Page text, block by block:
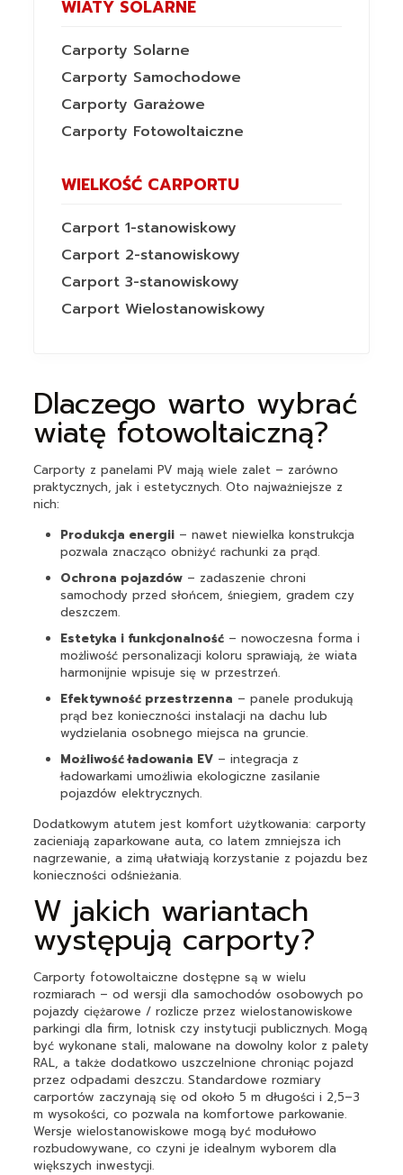
WIATY SOLARNE
Carporty Solarne
Carporty Samochodowe
Carporty Garażowe
Carporty Fotowoltaiczne
WIELKOŚĆ CARPORTU
Carport 1-stanowiskowy
Carport 2-stanowiskowy
Carport 3-stanowiskowy
Carport Wielostanowiskowy
Dlaczego warto wybrać
wiatę fotowoltaiczną?
Carporty z panelami PV mają wiele zalet – zarówno
praktycznych, jak i estetycznych. Oto najważniejsze z
nich:
Produkcja energii– nawet niewielka konstrukcja
pozwala znacząco obniżyć rachunki za prąd.
Ochrona pojazdów– zadaszenie chroni
samochody przed słońcem, śniegiem, gradem czy
deszczem.
Estetyka i funkcjonalność– nowoczesna forma i
możliwość personalizacji koloru sprawiają, że wiata
harmonijnie wpisuje się w przestrzeń.
Efektywność przestrzenna – panele produkują
prąd bez konieczności instalacji na dachu lub
wydzielania osobnego miejsca na gruncie.
Możliwość ładowania EV– integracja z
ładowarkami umożliwia ekologiczne zasilanie
pojazdów elektrycznych.
Dodatkowym atutem jest komfort użytkowania: carporty
zacieniają zaparkowane auta, co latem zmniejsza ich
nagrzewanie, a zimą ułatwiają korzystanie z pojazdu bez
konieczności odśnieżania.
W jakich wariantach
występują carporty?
Carporty fotowoltaiczne dostępne są w wielu
rozmiarach – od wersji dla samochodów osobowych po
pojazdy ciężarowe / rozlicze przez wielostanowiskowe
parkingi dla firm, lotnisk czy instytucji publicznych. Mogą
być wykonane stali, malowane na dowolny kolor z palety
RAL, a także dodatkowo uszczelnione chroniąc pojazd
przez odpadami deszczu. Standardowe rozmiary
carportów zaczynają się od około 5 m długości i 2,5–3
m wysokości, co pozwala na komfortowe parkowanie.
Wersje wielostanowiskowe mogą być modułowo
rozbudowywane, co czyni je idealnym wyborem dla
większych inwestycji.